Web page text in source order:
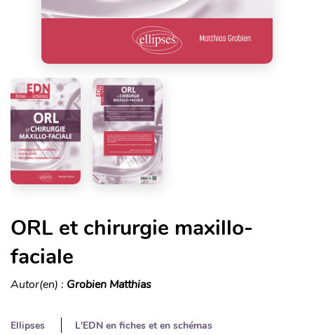
ORL et chirurgie maxillo-
faciale
Autor(en) : Grobien Matthias
Ellipses
L'EDN en fiches et en schémas